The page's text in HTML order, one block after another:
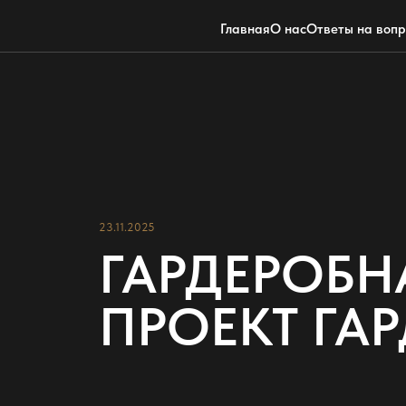
ГлавнаяО насОтветы на
23.11.2025
ПРОЕКТ